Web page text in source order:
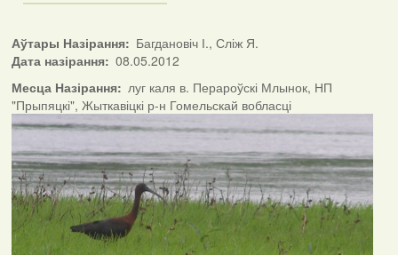
Аўтары Назірання
Багдановіч І., Сліж Я.
Дата назірання
08.05.2012
Месца Назірання
луг каля в. Перароўскі Млынок, НП
"Прыпяцкі", Жыткавіцкі р-н Гомельскай вобласці